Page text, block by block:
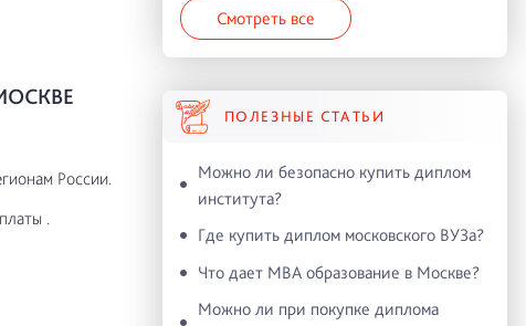
России.
.
Смотреть все
ПОЛЕЗНЫЕ СТАТЬИ
Можно ли безопасно купить диплом
института?
Где купить диплом московского ВУЗа?
Что дает MBA образование в Москве?
Можно ли при покупке диплома